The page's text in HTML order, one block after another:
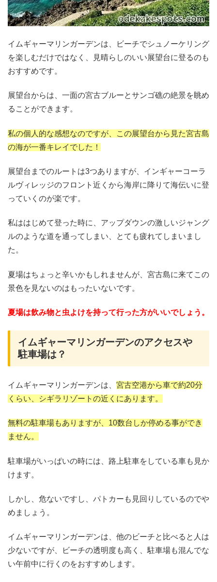
イムギャーマリンガーデンは、ビーチでシュノーケリング
を楽しむだけではなく、見晴らしのいい展望台に登るのも
おすすめです。
展望台からは、一面の宮古ブルーとサンゴ礁の絶景を眺め
ることができます。
私の個人的な感想なのですが、この展望台から見た宮古島
の海が一番キレイでした！
展望台までのルートは3つありますが、インギャーコーラ
ルヴィレッジのフロント近くから海岸に降りて海伝いに登
っていくのが楽です。
私ははじめて登った時に、アップダウンの激しいジャング
ルのような道を通ってしまい、とても疲れてしまいまし
た。
夏場はちょっと辛いかもしれませんが、宮古島に来てこの
景色を見ないのはもったいないです。
夏場は飲み物と虫よけを持って行った方がいいでしょう。
イムギャーマリンガーデンのアクセスや
駐車場は？
イムギャーマリンガーデンは、 宮古空港から車で約20分
くらい、シギラリゾートの近くにあります。
無料の駐車場もありますが、10数台しか停める事ができ
ません。
駐車場がいっぱいの時には、路上駐車をしている車も見か
けます。
しかし、危ないですし、パトカーも見回りしているのでや
めましょう。
イムギャーマリンガーデンは、他のビーチと比べると人は
少ないですが、ビーチの透明度も高く、駐車場も混んでな
い午前中に行くのをおすすめします。